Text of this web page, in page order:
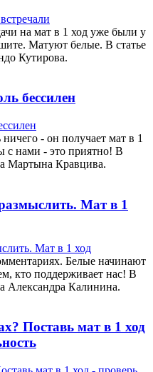
на мат в 1 ход уже были у
Матуют белые. В статье
Кутирова.
бессилен
- он получает мат в 1
с нами - это приятно! В
Мартына Кравцива.
Мат в 1
Белые начинают
кто поддерживает нас! В
Александра Калинина.
Поставь мат в 1 ход